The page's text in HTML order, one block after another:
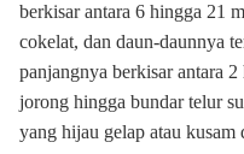
berkisar antara 6 hingga 21
cokelat, dan daun-daunnya
panjangnya berkisar antara
jorong hingga bundar telur
yang hijau gelap atau